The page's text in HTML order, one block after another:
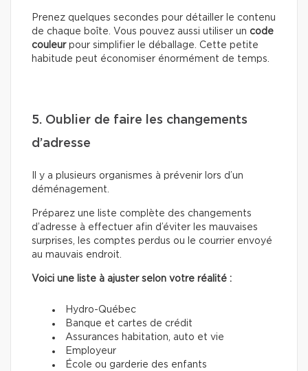
Prenez quelques secondes pour détailler le contenu
de chaque boîte. Vous pouvez aussi utiliser un code
couleurpour simplifier le déballage. Cette petite
habitude peut économiser énormément de temps.
5. Oublier de faire les changements
d’adresse
Il y a plusieurs organismes à prévenir lors d’un
déménagement.
Préparez une liste complète des changements
d’adresse à effectuer afin d’éviter les mauvaises
surprises, les comptes perdus ou le courrier envoyé
au mauvais endroit.
Voici une liste à ajuster selon votre réalité :
Hydro-Québec
Banque et cartes de crédit
Assurances habitation, auto et vie
Employeur
École ou garderie des enfants